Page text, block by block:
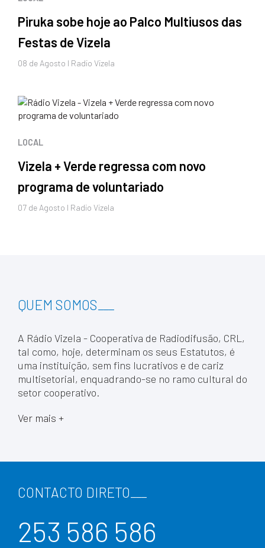
Piruka sobe hoje ao Palco Multiusos das
Festas de Vizela
08 de Agosto I Radio Vizela
LOCAL
Vizela + Verde regressa com novo
programa de voluntariado
07 de Agosto I Radio Vizela
QUEM SOMOS
A Rádio Vizela - Cooperativa de Radiodifusão, CRL,
tal como, hoje, determinam os seus Estatutos, é
uma instituição, sem fins lucrativos e de cariz
multisetorial, enquadrando-se no ramo cultural do
setor cooperativo.
Ver mais +
CONTACTO DIRETO
253 586 586